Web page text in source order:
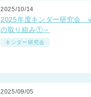
2025/10/14
2025年度キンダー研究会
の取り組み①～
キンダー研究会
2025/09/05